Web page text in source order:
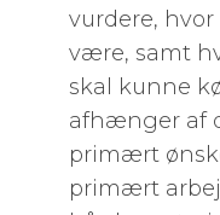
vurdere, hvor
være, samt
skal kunne
afhænger af
primært
primært